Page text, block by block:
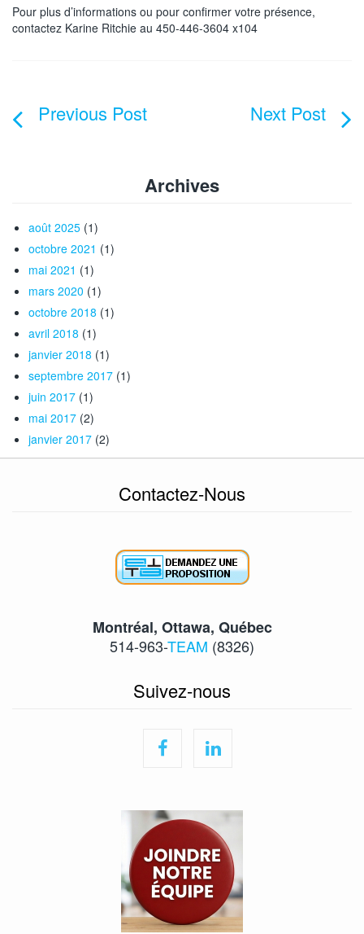
Pour plus d’informations ou pour confirmer votre présence,
contactez Karine Ritchie au 450-446-3604 x104
Navigation
de
Archives
août 2025 (1)
octobre 2021 (1)
mai 2021 (1)
mars 2020 (1)
octobre 2018 (1)
avril 2018 (1)
janvier 2018 (1)
septembre 2017 (1)
juin 2017 (1)
mai 2017 (2)
janvier 2017 (2)
Contactez-Nous
Montréal, Ottawa, Québec
514-963-TEAM (8326)
Suivez-nous